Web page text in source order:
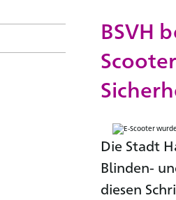
BSVH
Die Stadt
Blinden-
diesen